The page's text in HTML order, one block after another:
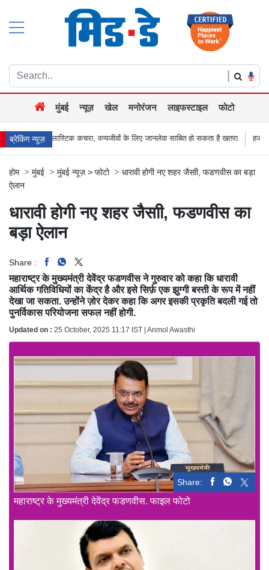
|
मुंबई न्यूज़ खेल मनोरंजन लाइफस्टाइल फोटो
ब्रेकिंग न्यूज़
वन्यजीवों के लिए जानलेवा साबित हो सकता है खतरा हजारों की संख्या में सड़कों पर उतरे
होम > मुंबई > मुंबई न्यूज़ > फोटो > धारावी होगी नए शहर जैसाी, फडणवीस का बड़ा
ऐलान
धारावी होगी नए शहर जैसाी, फडणवीस का
बड़ा ऐलान
Share :
महाराष्ट्र के मुख्यमंत्री देवेंद्र फडणवीस ने गुरुवार को कहा कि धारावी
आर्थिक गतिविधियों का केंद्र है और इसे सिर्फ़ एक झुग्गी बस्ती के रूप में नहीं
देखा जा सकता. उन्होंने ज़ोर देकर कहा कि अगर इसकी प्रकृति बदली गई तो
पुनर्विकास परियोजना सफल नहीं होगी.
Updated on : 25 October, 2025 11:17 IST | Anmol Awasthi
Share:
महाराष्ट्र के मुख्यमंत्री देवेंद्र फडणवीस. फाइल फोटो